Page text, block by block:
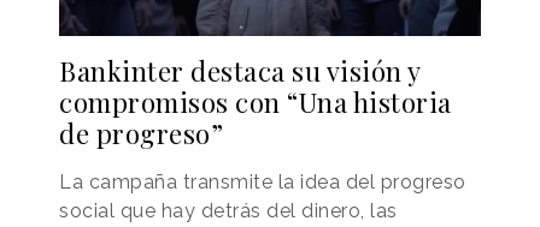
Bankinter destaca su visión y
compromisos con “Una historia
de progreso”
La campaña transmite la idea del progreso
social que hay detrás del dinero, las